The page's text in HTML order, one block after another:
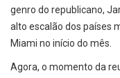
genro do republicano,
alto escalão dos países
Miami no início do mês.
Agora, o momento da